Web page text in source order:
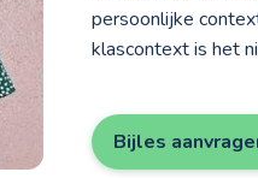
persoonlijke
klascontext is het
Bijles